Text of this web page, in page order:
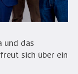
und das
sich über ein